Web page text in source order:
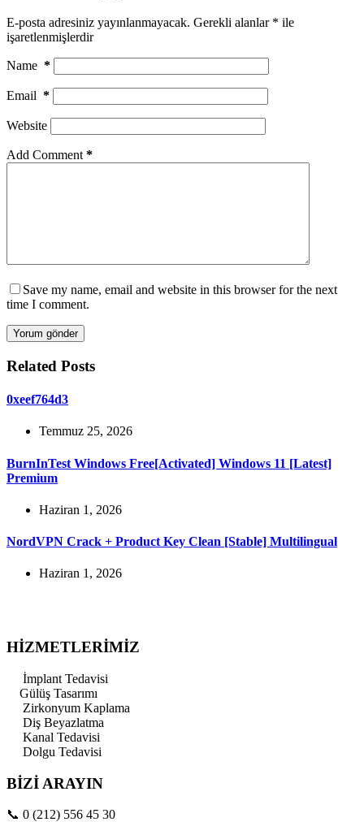
E-posta adresiniz yayınlanmayacak. Gerekli alanlar * ile
işaretlenmişlerdir
Name *
Email *
Website
Add Comment *
Save my name, email and website in this browser for the next
time I comment.
Yorum gönder
Related Posts
0xeef764d3
Temmuz 25, 2026
BurnInTest Windows Free[Activated] Windows 11 [Latest]
Premium
Haziran 1, 2026
NordVPN Crack + Product Key Clean [Stable] Multilingual
Haziran 1, 2026
HİZMETLERİMİZ
İmplant Tedavisi
Gülüş Tasarımı
Zirkonyum Kaplama
Diş Beyazlatma
Kanal Tedavisi
Dolgu Tedavisi
BİZİ ARAYIN
📞 0 (212) 556 45 30